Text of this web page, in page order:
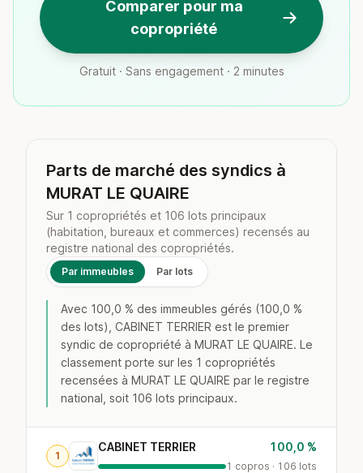
Comparer pour ma
copropriété
Gratuit · Sans engagement · 2 minutes
Parts de marché des syndics à
MURAT LE QUAIRE
Sur 1 copropriétés et 106 lots principaux
(habitation, bureaux et commerces) recensés au
registre national des copropriétés.
Par immeubles Par lots
Avec 100,0 % des immeubles gérés (100,0 %
des lots), CABINET TERRIER est le premier
syndic de copropriété à MURAT LE QUAIRE. Le
classement porte sur les 1 copropriétés
recensées à MURAT LE QUAIRE par le registre
national, soit 106 lots principaux.
1
CABINET TERRIER 100,0 %
1 copros · 106 lots